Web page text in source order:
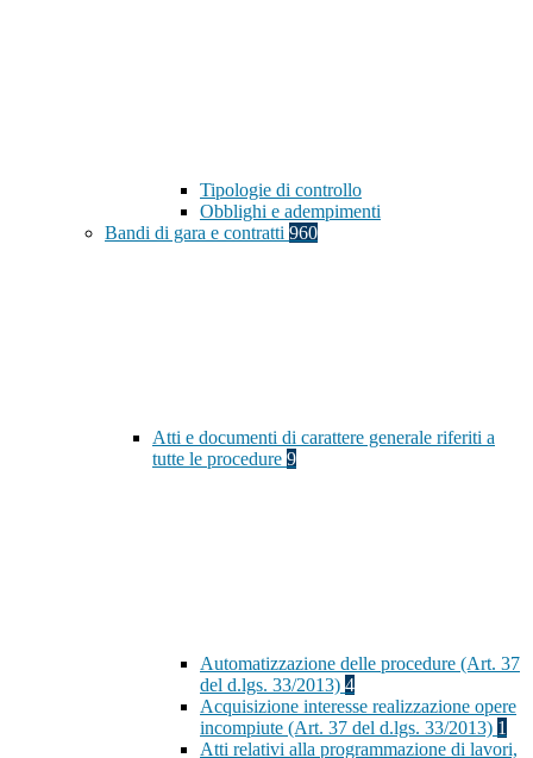
Tipologie di controllo
Obblighi e adempimenti
Bandi di gara e contratti 960
Atti e documenti di carattere generale riferiti a
tutte le procedure 9
Automatizzazione delle procedure (Art. 37
del d.lgs. 33/2013) 4
Acquisizione interesse realizzazione opere
incompiute (Art. 37 del d.lgs. 33/2013) 1
Atti relativi alla programmazione di lavori,